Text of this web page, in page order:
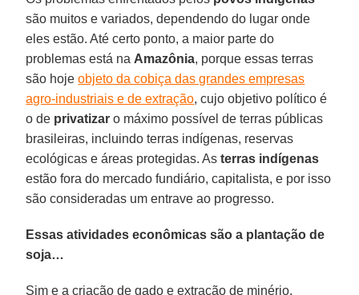
são muitos e variados, dependendo do lugar onde
eles estão. Até certo ponto, a maior parte do
problemas está na Amazônia, porque essas terras
são hojeobjeto da cobiça das grandes empresas
agro-industriais e de extração, cujo objetivo político é
o de privatizar o máximo possível de terras públicas
brasileiras, incluindo terras indígenas, reservas
ecológicas e áreas protegidas. As terras indígenas
estão fora do mercado fundiário, capitalista, e por isso
são consideradas um entrave ao progresso.
Essas atividades econômicas são a plantação de
soja…
Sim e a criação de gado e extração de minério.